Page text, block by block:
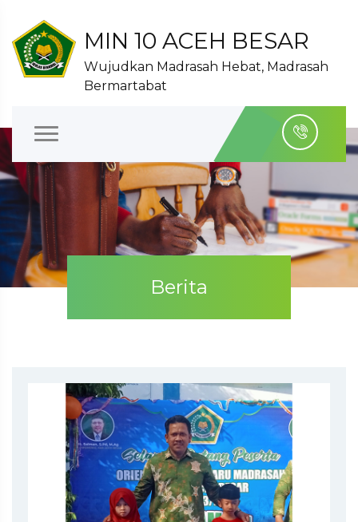
MIN 10 ACEH BESAR
Wujudkan Madrasah Hebat, Madrasah
Bermartabat
Berita